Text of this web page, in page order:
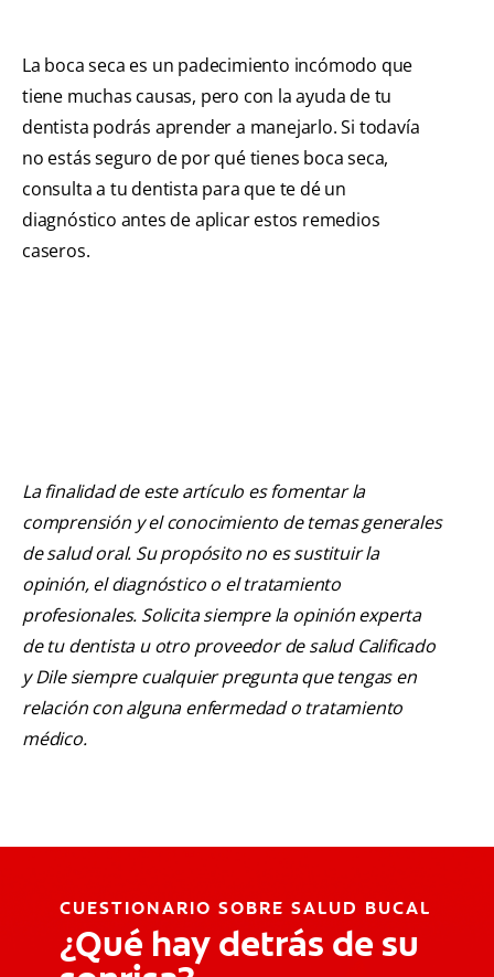
La boca seca es un padecimiento incómodo que
tiene muchas causas, pero con la ayuda de tu
dentista podrás aprender a manejarlo. Si todavía
no estás seguro de por qué tienes boca seca,
consulta a tu dentista para que te dé un
diagnóstico antes de aplicar estos remedios
caseros.
La finalidad de este artículo es fomentar la
comprensión y el conocimiento de temas generales
de salud oral. Su propósito no es sustituir la
opinión, el diagnóstico o el tratamiento
profesionales. Solicita siempre la opinión experta
de tu dentista u otro proveedor de salud Calificado
y Dile siempre cualquier pregunta que tengas en
relación con alguna enfermedad o tratamiento
médico.
CUESTIONARIO SOBRE SALUD BUCAL
¿Qué hay detrás de su